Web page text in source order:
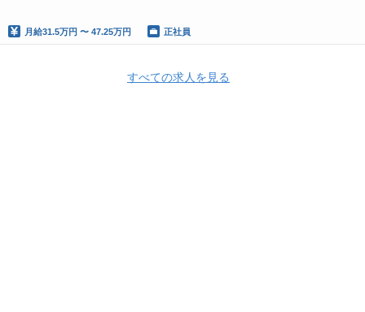
月給31.5万円 〜 47.25万円 正社員
すべての求人を見る